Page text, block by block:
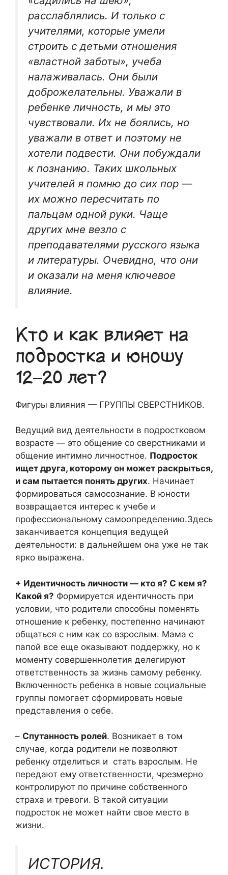
расслаблялись. И только с
учителями, которые умели
строить с детьми отношения
«властной заботы», учеба
налаживалась. Они были
доброжелательны. Уважали в
ребенке личность, и мы это
чувствовали. Их не боялись, но
уважали в ответ и поэтому не
хотели подвести. Они побуждали
к познанию. Таких школьных
учителей я помню до сих пор —
их можно пересчитать по
пальцам одной руки. Чаще
других мне везло с
преподавателями русского языка
и литературы. Очевидно, что они
и оказали на меня ключевое
влияние.
Кто и как влияет на
подростка и юношу
12–20 лет?
Фигуры влияния — ГРУППЫ СВЕРСТНИКОВ.
Ведущий вид деятельности в подростковом
возрасте — это общение со сверстниками и
общение интимно личностное. Подросток
ищет друга, которому он может раскрыться,
и сам пытается понять других. Начинает
формироваться самосознание. В юности
возвращается интерес к учебе и
профессиональному самоопределению.Здесь
заканчивается концепция ведущей
деятельности: в дальнейшем она уже не так
ярко выражена.
+ Идентичность личности — кто я? С кем я?
Какой я? Формируется идентичность при
условии, что родители способны поменять
отношение к ребенку, постепенно начинают
общаться с ним как со взрослым. Мама с
папой все еще оказывают поддержку, но к
моменту совершеннолетия делегируют
ответственность за жизнь самому ребенку.
Включенность ребенка в новые социальные
группы помогает сформировать новые
представления о себе.
– Спутанность ролей. Возникает в том
случае, когда родители не позволяют
ребенку отделиться и стать взрослым. Не
передают ему ответственности, чрезмерно
контролируют по причине собственного
страха и тревоги. В такой ситуации
подросток не может найти свое место в
жизни.
ИСТОРИЯ.